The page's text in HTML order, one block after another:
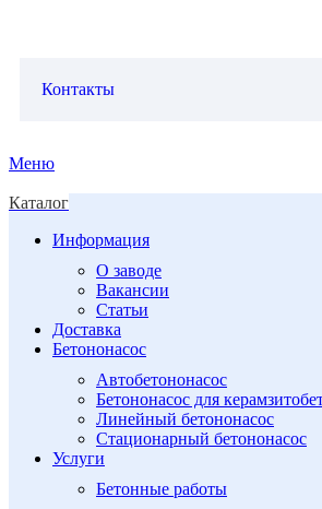
Контакты
Меню
Каталог
Информация
О заводе
Вакансии
Статьи
Доставка
Бетононасос
Автобетононасос
Бетононасос для
Линейный бетононасос
Стационарный бетононасос
Услуги
Бетонные работы